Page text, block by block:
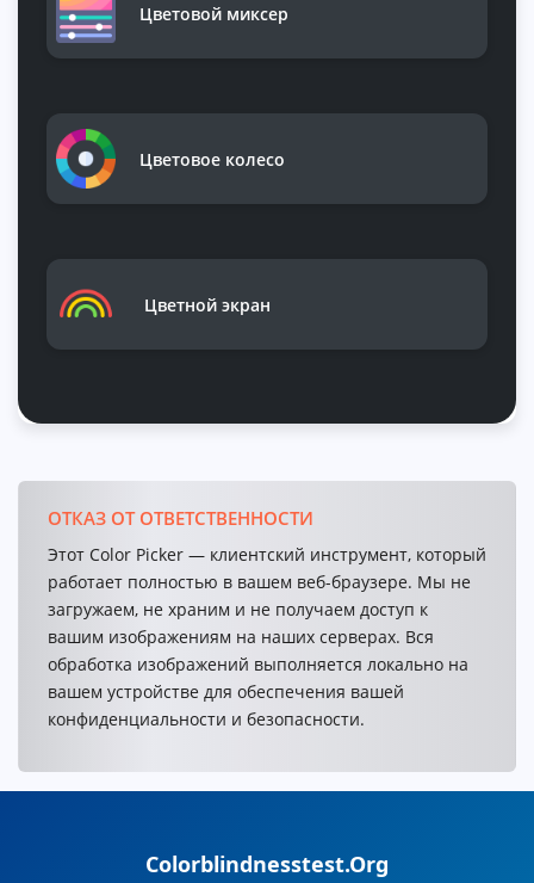
Цветовой миксер
Цветовое колесо
Цветной экран
ОТКАЗ ОТ ОТВЕТСТВЕННОСТИ
Этот Color Picker — клиентский инструмент, который
работает полностью в вашем веб-браузере. Мы не
загружаем, не храним и не получаем доступ к
вашим изображениям на наших серверах. Вся
обработка изображений выполняется локально на
вашем устройстве для обеспечения вашей
конфиденциальности и безопасности.
Colorblindnesstest.Org